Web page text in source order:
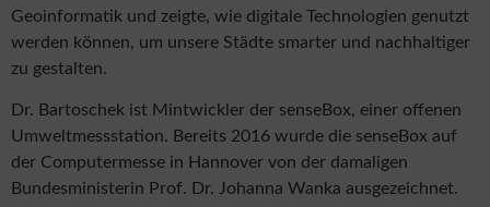
Geoinformatik und zeigte, wie digitale Technologien genutzt
werden können, um unsere Städte smarter und nachhaltiger
zu gestalten.
Dr. Bartoschek ist Mintwickler der senseBox, einer offenen
Umweltmessstation. Bereits 2016 wurde die senseBox auf
der Computermesse in Hannover von der damaligen
Bundesministerin Prof. Dr. Johanna Wanka ausgezeichnet.